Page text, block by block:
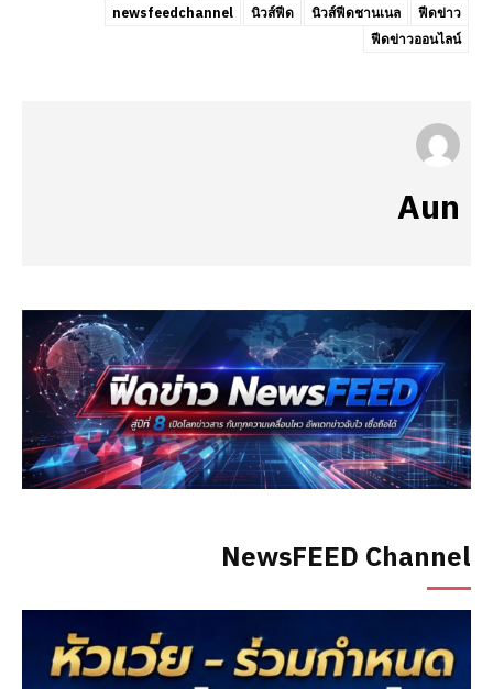
NewsFEED Channel
newsfeedchannel
นิวส์ฟีด นิวส์ฟีดชานเนล
ฟีดข่าว
ฟีดข่าวออนไลน์
Aun